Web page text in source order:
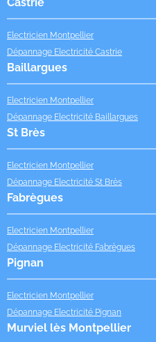
Electricien Montpellier
Dépannage Electricité Castrie
Baillargues
Electricien Montpellier
Dépannage Electricité Baillargues
St Brès
Electricien Montpellier
Dépannage Electricité St Brès
Fabrègues
Electricien Montpellier
Dépannage Electricité Fabrègues
Pignan
Electricien Montpellier
Dépannage Electricité Pignan
Murviel lès Montpellier